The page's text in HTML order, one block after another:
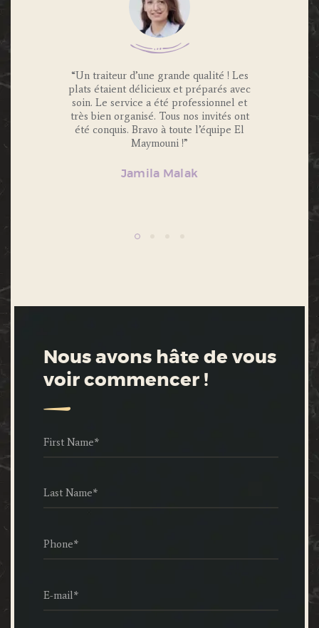
invités
“Un traiteur d’une grande qualité ! Les
plats étaient délicieux et préparés avec
soin. Le service a été professionnel et
très bien organisé. Tous nos invités ont
été conquis. Bravo à toute l’équipe El
Maymouni !”
Jamila Malak
“Nous
Nous avons hâte de vous
voir commencer !